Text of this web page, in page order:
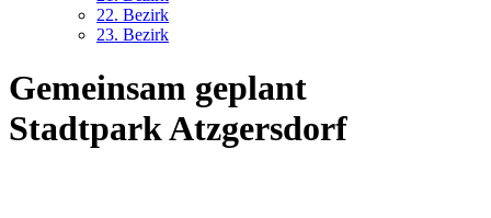
22. Bezirk
23. Bezirk
Gemeinsam geplant
Stadtpark Atzgersdorf